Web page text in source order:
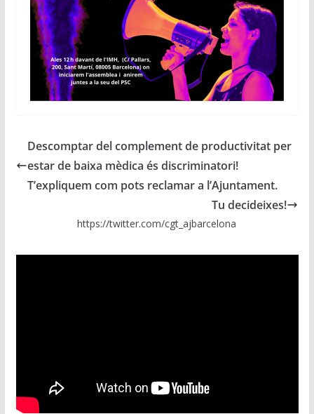
Descomptar del complement de productivitat per
estar de baixa mèdica és discriminatori!
T’expliquem com pots reclamar a l’Ajuntament.
Tu decideixes!
https://twitter.com/cgt_ajbarcelona